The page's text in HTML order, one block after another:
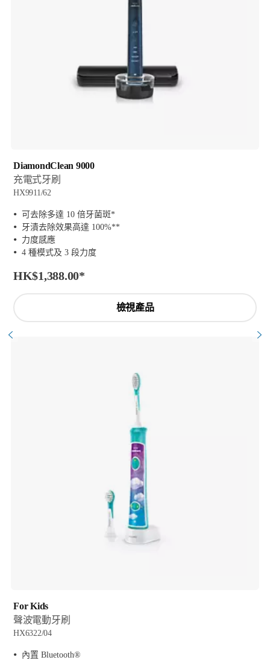
DiamondClean 9000
充電式牙刷
HX9911/62
可去除多達 10 倍牙菌斑*
牙漬去除效果高達 100%**
力度感應
4 種模式及 3 段力度
HK$1,388.00*
檢視產品
For Kids
聲波電動牙刷
HX6322/04
內置 Bluetooth®